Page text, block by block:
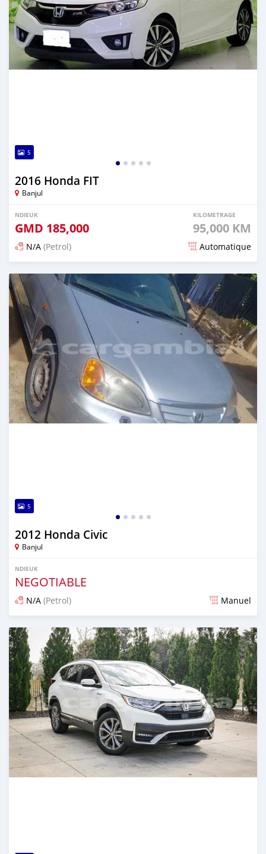
5
2016 Honda FIT
Banjul
NDIEUK
GMD 185,000
KILOMETRAGE
95,000 KM
N/A (Petrol) Automatique
Dougal na niou ko depuis 3 months
5
2012 Honda Civic
Banjul
NDIEUK
NEGOTIABLE
N/A (Petrol) Manuel
Dougal na niou ko depuis 4 months